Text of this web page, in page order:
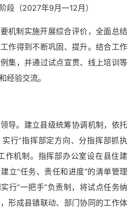
段（2027年9月—12月）
机制实施开展综合评价，全面总结
作得到不断巩固、提升。结合工作
集，并通过试点宣贯、线上培训等
经验交流。
领导。建立县级统筹协调机制，依托
行“指挥部定方向、分指挥部抓执
作机制。指挥部办公室设在县住建
立“任务、责任和进度”的清单管理
行“一把手”负责制，将试点任务纳
形成县镇联动、部门协同的工作体